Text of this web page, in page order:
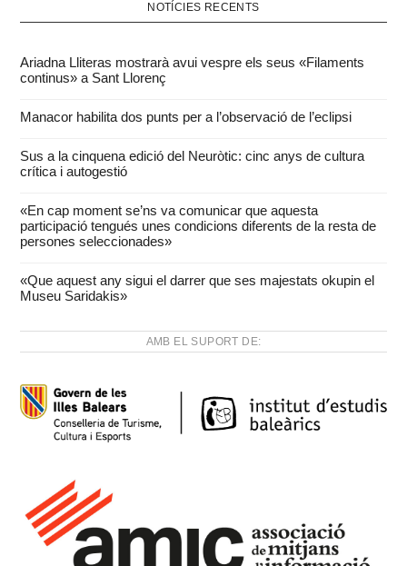
NOTÍCIES RECENTS
Ariadna Lliteras mostrarà avui vespre els seus «Filaments
continus» a Sant Llorenç
Manacor habilita dos punts per a l’observació de l’eclipsi
Sus a la cinquena edició del Neuròtic: cinc anys de cultura
crítica i autogestió
«En cap moment se’ns va comunicar que aquesta
participació tengués unes condicions diferents de la resta de
persones seleccionades»
«Que aquest any sigui el darrer que ses majestats okupin el
Museu Saridakis»
AMB EL SUPORT DE: